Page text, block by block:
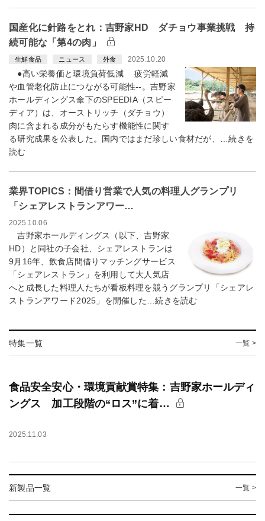
国産化に針路をとれ：吉野家HD ダチョウ事業挑戦 持
続可能な「第4の肉」
生鮮食品 ニュース 外食 2025.10.20
●高い栄養価と環境負荷低減 疲労軽減
や血管老化防止につながる可能性--。吉野家
ホールディングス傘下のSPEEDIA（スピー
ディア）は、オーストリッチ（ダチョウ）
肉に含まれる成分がもたらす機能性に関す
る研究成果を公表した。国内ではまだ珍しい食材だが、…続きを
読む
業界TOPICS：間借り営業で人気の料理人グランプリ
「シェアレストランアワー…
2025.10.06
吉野家ホールディングス（以下、吉野家
HD）と同社の子会社、シェアレストランは
9月16年、飲食店間借りマッチングサービス
「シェアレストラン」を利用して大人気店
へと成長した料理人たちが看板料理を競うグランプリ「シェアレ
ストランアワード2025」を開催した…続きを読む
特集一覧 一覧 >
食品安全安心・環境貢献賞特集：吉野家ホールディ
ングス 加工段階の“ロス”に着…
2025.11.03
新製品一覧 一覧 >